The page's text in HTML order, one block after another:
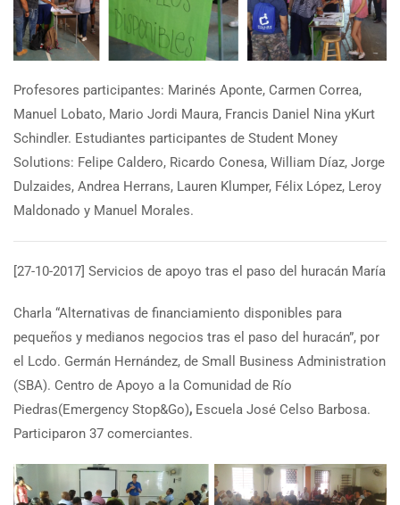
Profesores participantes: Marinés Aponte, Carmen Correa,
Manuel Lobato, Mario Jordi Maura, Francis Daniel Nina yKurt
Schindler. Estudiantes participantes de Student Money
Solutions: Felipe Caldero, Ricardo Conesa, William Díaz, Jorge
Dulzaides, Andrea Herrans, Lauren Klumper, Félix López, Leroy
Maldonado y Manuel Morales.
[27-10-2017] Servicios de apoyo tras el paso del huracán María
Charla “Alternativas de financiamiento disponibles para
pequeños y medianos negocios tras el paso del huracán”, por
el Lcdo. Germán Hernández, de Small Business Administration
(SBA). Centro de Apoyo a la Comunidad de Río
Piedras(Emergency Stop&Go), Escuela José Celso Barbosa.
Participaron 37 comerciantes.